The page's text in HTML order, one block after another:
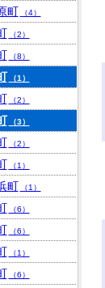
町 （4）
（2）
（8）
（1）
（2）
（3）
（2）
（1）
町 （1）
（6）
（6）
（1）
（6）